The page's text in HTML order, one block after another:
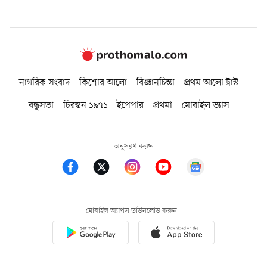
নাগরিক সংবাদ কিশোর আলো বিজ্ঞানচিন্তা
প্রথম আলো ট্রাস্ট
বন্ধুসভা
চিরন্তন ১৯৭১ ইপেপার প্রথমা মোবাইল ভ্যাস
অনুসরণ করুন
মোবাইল অ্যাপস ডাউনলোড করুন